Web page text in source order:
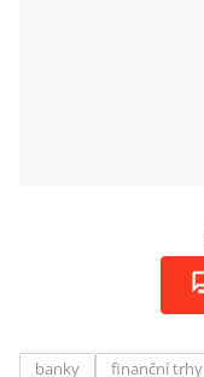
banky finanční trhy